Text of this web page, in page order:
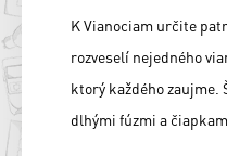
K Vianociam určite
rozveselí nejedného
ktorý každého zaujme.
dlhými fúzmi a